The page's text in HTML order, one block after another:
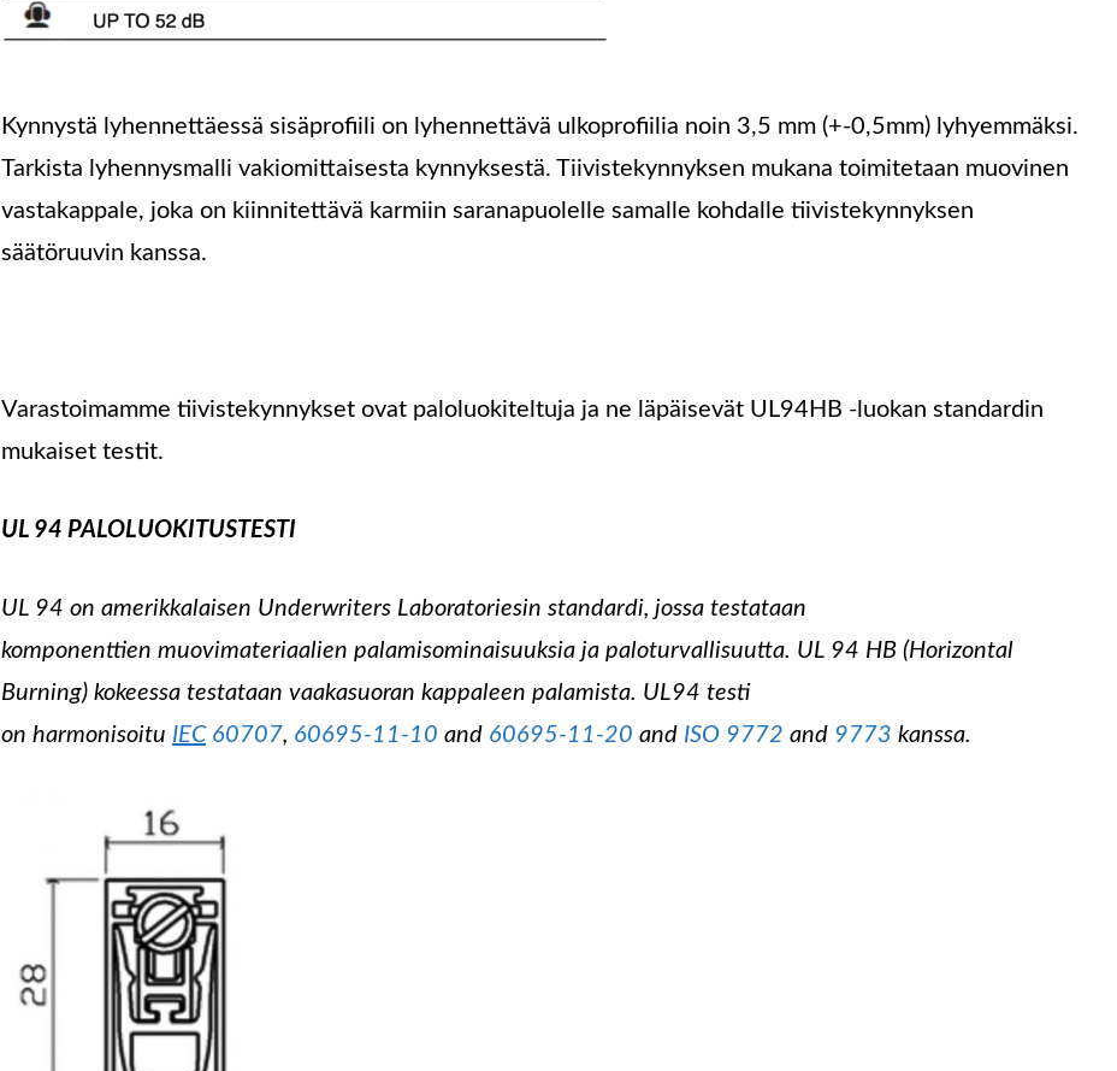
Kynnystä lyhennettäessä sisäprofiili on lyhennettävä ulkoprofiilia noin 3,5 mm (+-0,5mm) lyhyemmäksi.
Tarkista lyhennysmalli vakiomittaisesta kynnyksestä. Tiivistekynnyksen mukana toimitetaan muovinen
vastakappale, joka on kiinnitettävä karmiin saranapuolelle samalle kohdalle tiivistekynnyksen
säätöruuvin kanssa.
Varastoimamme tiivistekynnykset ovat paloluokiteltuja ja ne läpäisevät UL94HB -luokan standardin
mukaiset testit.
UL 94 PALOLUOKITUSTESTI
UL 94 on amerikkalaisen Underwriters Laboratoriesin standardi, jossa testataan
komponenttien muovimateriaalien palamisominaisuuksia ja paloturvallisuutta. UL 94 HB (Horizontal
Burning) kokeessa testataan vaakasuoran kappaleen palamista. UL94 testi
on harmonisoitu IEC 60707, 60695-11-10 and 60695-11-20 and ISO 9772 and 9773 kanssa.